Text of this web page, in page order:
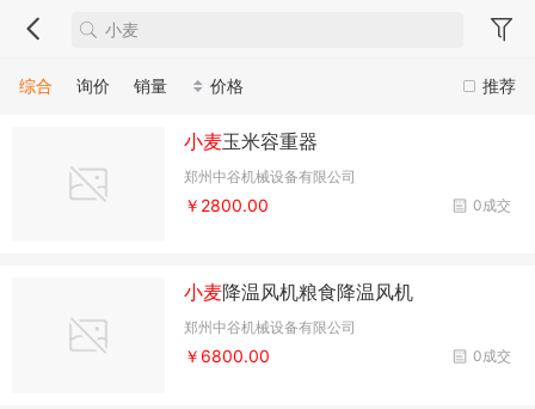
推荐
综合 询价 销量 价格
小麦玉米容重器
郑州中谷机械设备有限公司
0成交
￥2800.00
小麦降温风机粮食降温风机
郑州中谷机械设备有限公司
0成交
￥6800.00